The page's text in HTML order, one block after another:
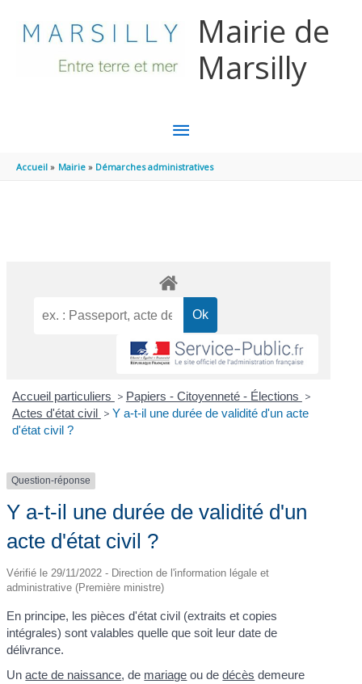
Mairie de
Marsilly
MENU
PRINCIPAL
Accueil Mairie Démarches administratives
Accueil particuliers > Papiers - Citoyenneté - Élections >
Actes d'état civil > Y a-t-il une durée de validité d'un acte
d'état civil ?
Question-réponse
Y a-t-il une durée de validité d'un
acte d'état civil ?
Vérifié le 29/11/2022 - Direction de l'information légale et
administrative (Première ministre)
En principe, les pièces d'état civil (extraits et copies
intégrales) sont valables quelle que soit leur date de
délivrance.
Unacte de naissance, de mariage ou dedécès demeure